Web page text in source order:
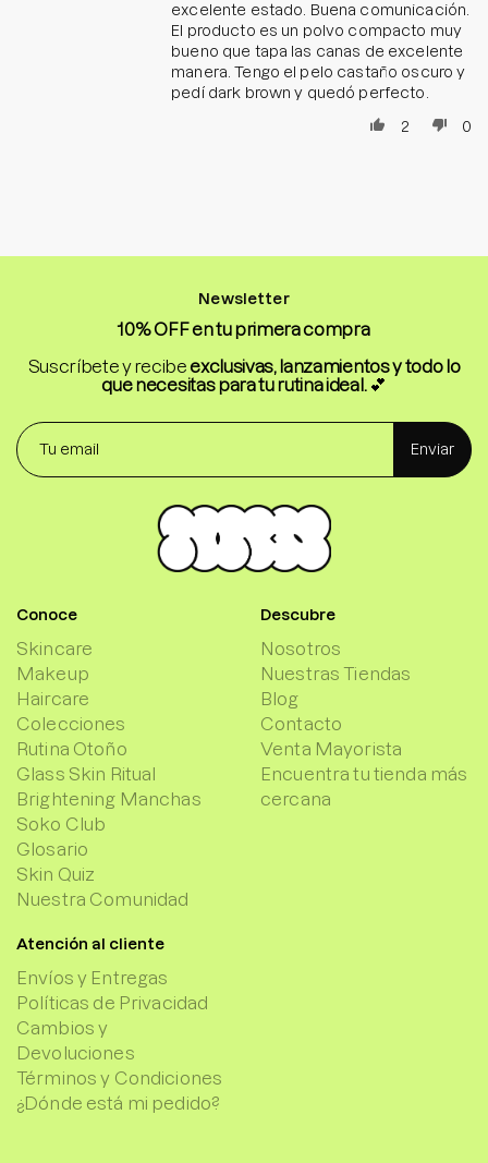
excelente estado. Buena comunicación.
El producto es un polvo compacto muy
bueno que tapa las canas de excelente
manera. Tengo el pelo castaño oscuro y
pedí dark brown y quedó perfecto.
2
0
Newsletter
10% OFF en tu primera compra
Suscríbete y recibeexclusivas, lanzamientos y todo lo
que necesitas para tu rutina ideal.💕
Enviar
Conoce
Skincare
Makeup
Haircare
Colecciones
Rutina Otoño
Glass Skin Ritual
Brightening Manchas
Soko Club
Glosario
Skin Quiz
Nuestra Comunidad
Descubre
Nosotros
Nuestras Tiendas
Blog
Contacto
Venta Mayorista
Encuentra tu tienda más
cercana
Atención al cliente
Envíos y Entregas
Políticas de Privacidad
Cambios y
Devoluciones
Términos y Condiciones
¿Dónde está mi pedido?